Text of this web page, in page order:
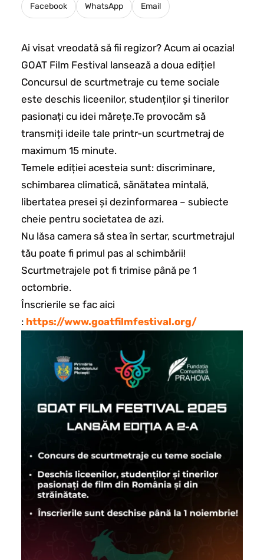
Facebook WhatsApp Email
Ai visat vreodată să fii regizor? Acum ai ocazia!
GOAT Film Festival lansează a doua ediție!
Concursul de scurtmetraje cu teme sociale
este deschis liceenilor, studenților și tinerilor
pasionați cu idei mărețe.Te provocăm să
transmiți ideile tale printr-un scurtmetraj de
maximum 15 minute.
Temele ediției acesteia sunt: discriminare,
schimbarea climatică, sănătatea mintală,
libertatea presei și dezinformarea – subiecte
cheie pentru societatea de azi.
Nu lăsa camera să stea în sertar, scurtmetrajul
tău poate fi primul pas al schimbării!
Scurtmetrajele pot fi trimise până pe 1
octombrie.
Înscrierile se fac aici
: https://www.goatfilmfestival.org/